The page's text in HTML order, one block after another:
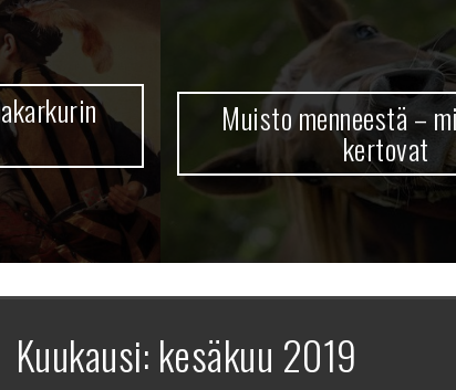
Muisto menneestä –
kertovat
Kuukausi: kesäkuu 2019